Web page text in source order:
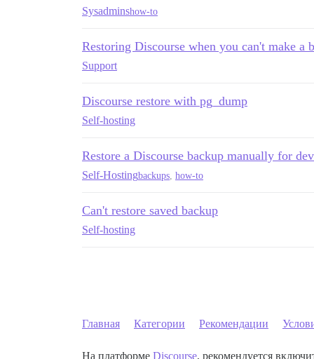
Sysadminshow-to
Restoring Discourse when you can't make a
Support
Discourse restore with pg_dump
Self-hosting
Restore a Discourse backup manually for
Self-Hostingbackups how-to
Can't restore saved backup
Self-hosting
Главная Категории Рекомендации
На платформе Discourse, рекомендуется